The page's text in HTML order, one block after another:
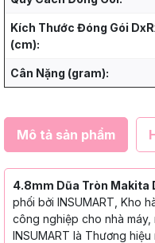
Kích Thước Đóng Gói
(cm):
Cân Nặng (gram):
Mô tả sản phẩm
4.8mm Dũa Tròn Makita
phối bởi INSUMART, Kho
công nghiệp cho nhà
INSUMART là Thương